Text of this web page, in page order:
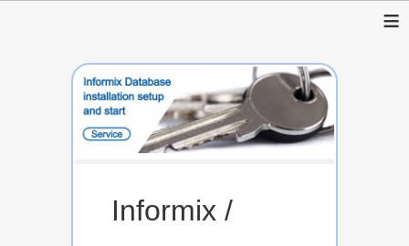
≡
Informix /